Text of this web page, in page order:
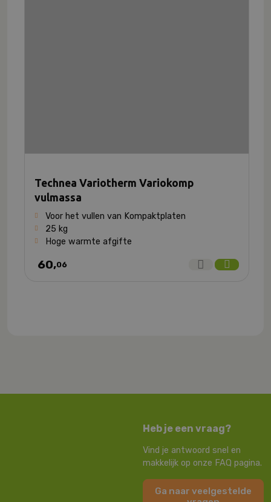
Technea Variotherm Variokomp
vulmassa
Voor het vullen van Kompaktplaten
25 kg
Hoge warmte afgifte
60,06
Heb je een vraag?
Vind je antwoord snel en
makkelijk op onze FAQ pagina.
Ga naar veelgestelde